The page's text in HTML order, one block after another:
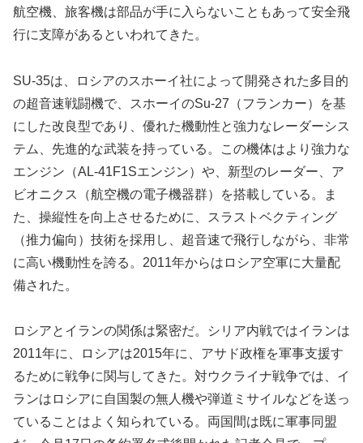
航空機、旅客機は部品が手に入らないこともあって安全飛
行に支障があるといわれてきた。
SU-35は、ロシアのスホーイ社によって開発された多目的
の超音速戦闘機で、スホーイのSu-27（フランカー）を基
にした改良型であり、優れた機動性と強力なレーダーシス
テム、先進的な武装を持っている。この機体はより強力な
エンジン（AL-41F1Sエンジン）や、新型のレーダー、ア
ビオニクス（航空機の電子機器群）を搭載している。ま
た、操縦性を向上させるために、スラストベクティング
（推力偏向）技術を採用し、超音速で飛行しながら、非常
に高い機動性を誇る。2011年からはロシア空軍に大量配
備された。
ロシアとイランの関係は緊密だ。シリア内戦ではイランは
2011年に、ロシアは2015年に、アサド政権を軍事支援す
るために戦争に関与してきた。対ウクライナ戦争では、イ
ランはロシアに自国製の無人機や弾道ミサイルなどを送っ
ていることはよく知られている。両国間は既に軍事同盟